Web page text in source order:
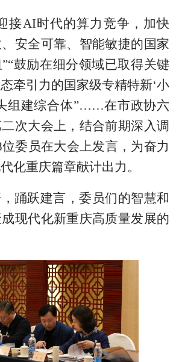
接AI时代的算力竞争，加快
安全可靠、智能敏捷的国家
鼓励在细分领域已取得关键
牵引力的国家级专精特新‘小
组建综合体”……在市政协六
次大会上，结合前期深入调
委员在大会上发言，为奋力
化重庆篇章献计出力。
踊跃建言，委员们的智慧和
现代化新重庆高质量发展的